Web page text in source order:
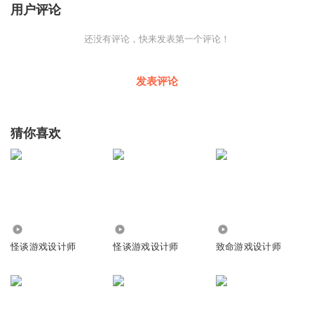
用户评论
还没有评论，快来发表第一个评论！
发表评论
猜你喜欢
怪谈游戏设计师 怪谈游戏设计师 致命游戏设计师